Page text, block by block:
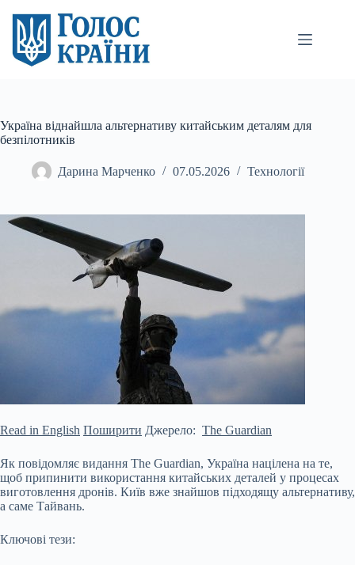
вмісту
Україна віднайшла альтернативу китайським деталям для
безпілотників
Дарина Марченко 07.05.2026 Технології
Read in English Поширити Джерело: The Guardian
Як повідомляє видання The Guardian, Україна націлена на те,
щоб припинити використання китайських деталей у процесах
виготовлення дронів. Київ вже знайшов підходящу альтернативу,
а саме Тайвань.
Ключові тези: